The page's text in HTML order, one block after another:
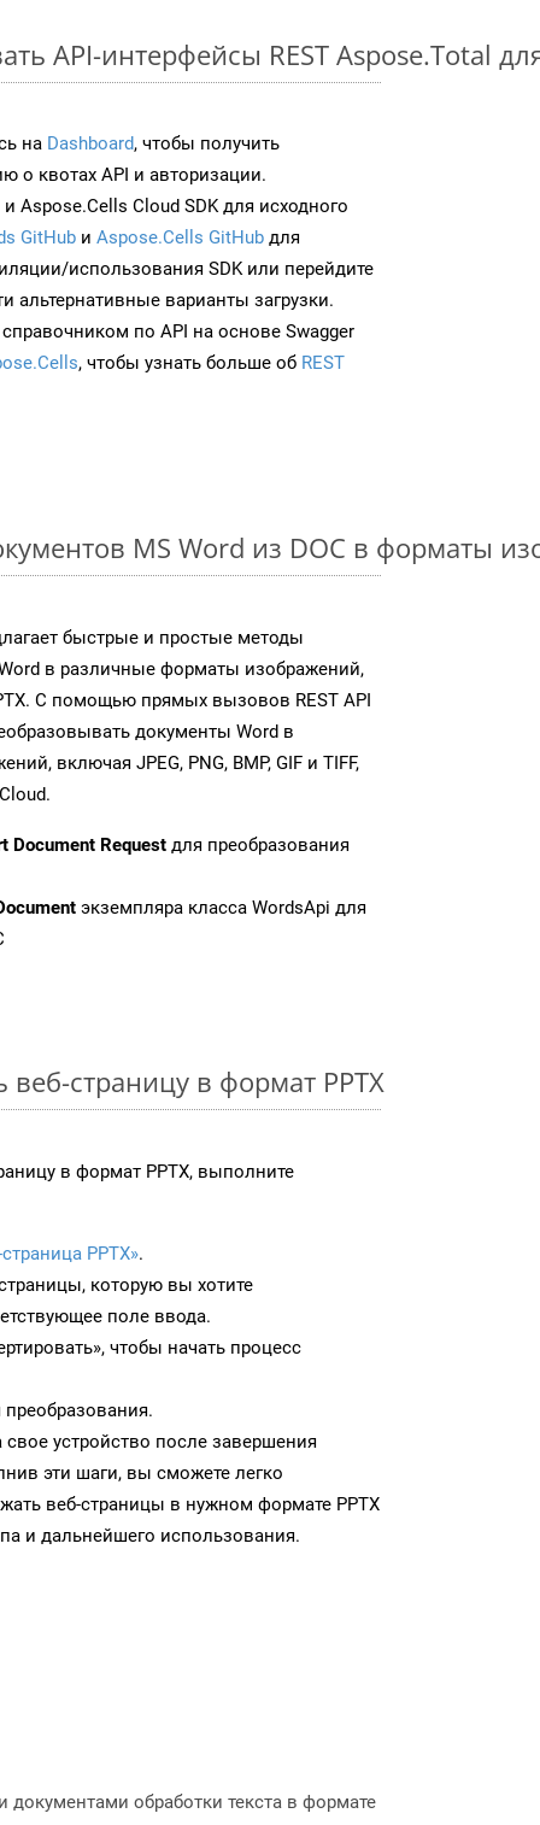
API-интерфейсы REST Aspose.Total
на Dashboard, чтобы получить
о квотах API и авторизации.
Aspose.Cells Cloud SDK для исходного
GitHub и Aspose.Cells GitHub для
использования SDK или перейдите
альтернативные варианты загрузки.
по API на основе Swagger
, чтобы узнать больше об REST
MS Word из DOC в форматы
быстрые и простые методы
в различные форматы изображений,
С помощью прямых вызовов REST API
документы Word в
включая JPEG, PNG, BMP, GIF и TIFF,
Document Request для преобразования
экземпляра класса WordsApi для
веб-страницу в формат PPTX
в формат PPTX, выполните
PPTX».
которую вы хотите
поле ввода.
чтобы начать процесс
свое устройство после завершения
эти шаги, вы сможете легко
веб-страницы в нужном формате PPTX
и дальнейшего использования.
обработки текста в формате